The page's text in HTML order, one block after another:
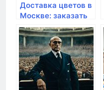
Доставка цветов в
Москве: заказать
букет свежих
цветов на дом в
интернет-магазине
Venus in Fleurs